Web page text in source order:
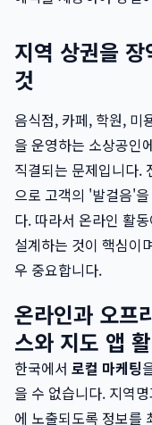
지역 상권을
것
음식점, 카페, 학원, 미
을 운영하는 소상공인
직결되는 문제입니다.
으로 고객의 '발걸음'
다. 따라서 온라인 활
설계하는 것이 핵심이
우 중요합니다.
온라인과 오프
스와 지도 앱
한국에서 로컬 마케팅
을 수 없습니다. 지역
에 노출되도록 정보를